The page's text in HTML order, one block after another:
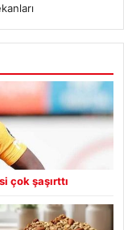
çok şaşırttı